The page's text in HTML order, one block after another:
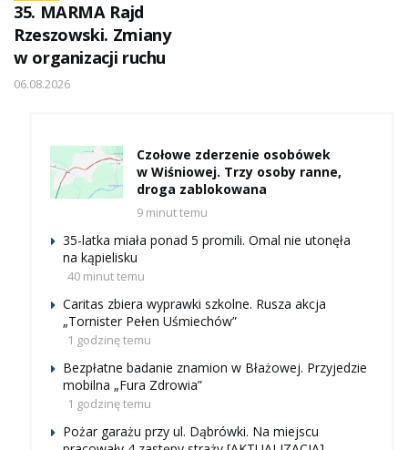
35. MARMA Rajd
Rzeszowski. Zmiany
w organizacji ruchu
06.08.2026
Czołowe zderzenie osobówek
w Wiśniowej. Trzy osoby ranne,
droga zablokowana
9 minut temu
35-latka miała ponad 5 promili. Omal nie utonęła
na kąpielisku
40 minut temu
Caritas zbiera wyprawki szkolne. Rusza akcja
„Tornister Pełen Uśmiechów”
1 godzinę temu
Bezpłatne badanie znamion w Błażowej. Przyjedzie
mobilna „Fura Zdrowia”
1 godzinę temu
Pożar garażu przy ul. Dąbrówki. Na miejscu